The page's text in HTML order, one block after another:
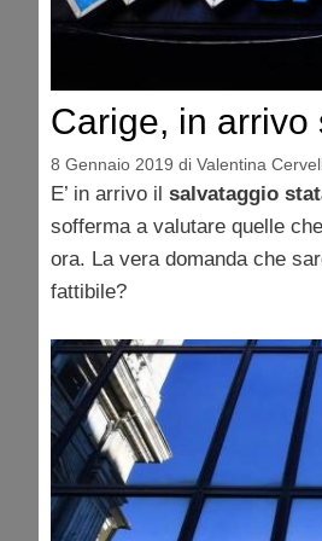
Carige, in arrivo
8 Gennaio 2019 di Valentina
E’ in arrivo il salvataggio
sofferma a valutare quelle
ora. La vera domanda che
fattibile?